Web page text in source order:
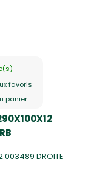
favoris
panier
003489 DROITE